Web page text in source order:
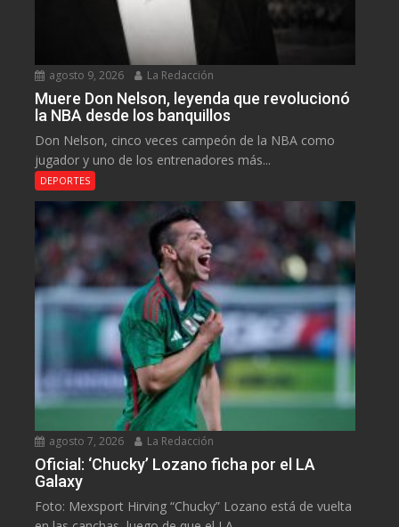
agosto 9, 2026 La Redacción
Muere Don Nelson, leyenda que revolucionó
la NBA desde los banquillos
Don Nelson, cinco veces campeón de la NBA como
jugador y uno de los entrenadores más...
DEPORTES
agosto 7, 2026 La Redacción
Oficial: ‘Chucky’ Lozano ficha por el LA
Galaxy
Foto: Mexsport Hirving “Chucky” Lozano está de vuelta